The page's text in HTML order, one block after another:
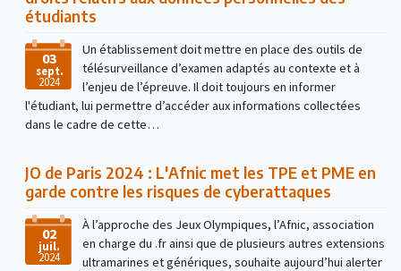
étudiants
03
sept.
2024
Un établissement doit mettre en place des outils de
télésurveillance d’examen adaptés au contexte et à
l’enjeu de l’épreuve. Il doit toujours en informer
l'étudiant, lui permettre d’accéder aux informations collectées
dans le cadre de cette…
JO de Paris 2024 : L'Afnic met les TPE et PME en
garde contre les risques de cyberattaques
02
juil.
2024
À l’approche des Jeux Olympiques, l’Afnic, association
en charge du .fr ainsi que de plusieurs autres extensions
ultramarines et génériques, souhaite aujourd’hui alerter